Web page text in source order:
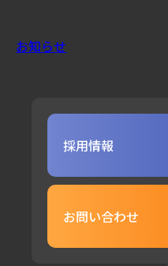
お知らせ
採用情報
お問い合わせ